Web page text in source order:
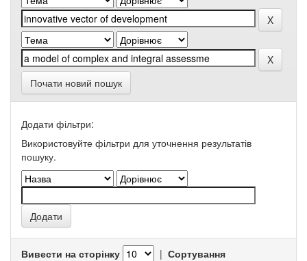
Почати новий пошук
Додати фільтри:
Використовуйте фільтри для уточнення результатів
пошуку.
Вивести на сторінку | Сортування